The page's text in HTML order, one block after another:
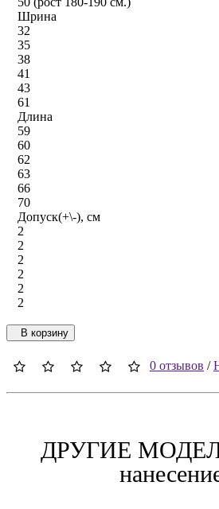
Шрина
32
35
38
41
43
61
Длина
59
60
62
63
66
70
Допуск(+\-), см
2
2
2
2
2
2
В корзину
0 отзывов /
ДРУГИЕ